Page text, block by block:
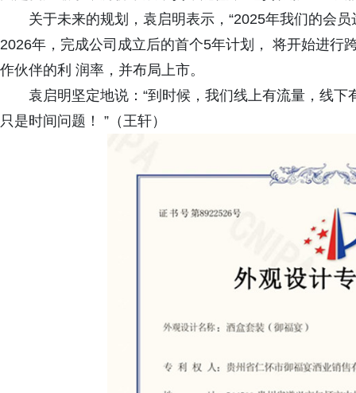
关于未来的规划，袁启明表示，“2025年我们的会员
2026年，完成公司成立后的首个5年计划， 将开始进行
作伙伴的利 润率，并布局上市。
袁启明坚定地说：“到时候，我们线上有流量，线下
只是时间问题！ ”（王轩）